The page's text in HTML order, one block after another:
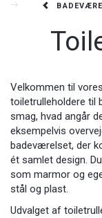
Velkommen til
toiletrulleholdere til
smag, hvad angår
eksempelvis
badeværelset, der
ét samlet design.
som marmor og
stål og plast.
Udvalget af